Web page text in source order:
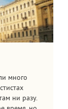
много
ни разу.